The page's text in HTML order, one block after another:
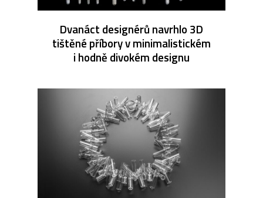
Dvanáct designérů navrhlo 3D
tištěné příbory v minimalistickém
i hodně divokém designu